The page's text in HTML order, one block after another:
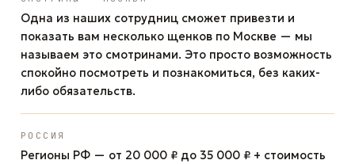
Одна из наших сотрудниц сможет привезти и
показать вам несколько щенков по Москве — мы
называем это смотринами. Это просто возможность
спокойно посмотреть и познакомиться, без каких-
либо обязательств.
РОССИЯ
Регионы РФ — от 20 000 ₽ до 35 000 ₽ + стоимость